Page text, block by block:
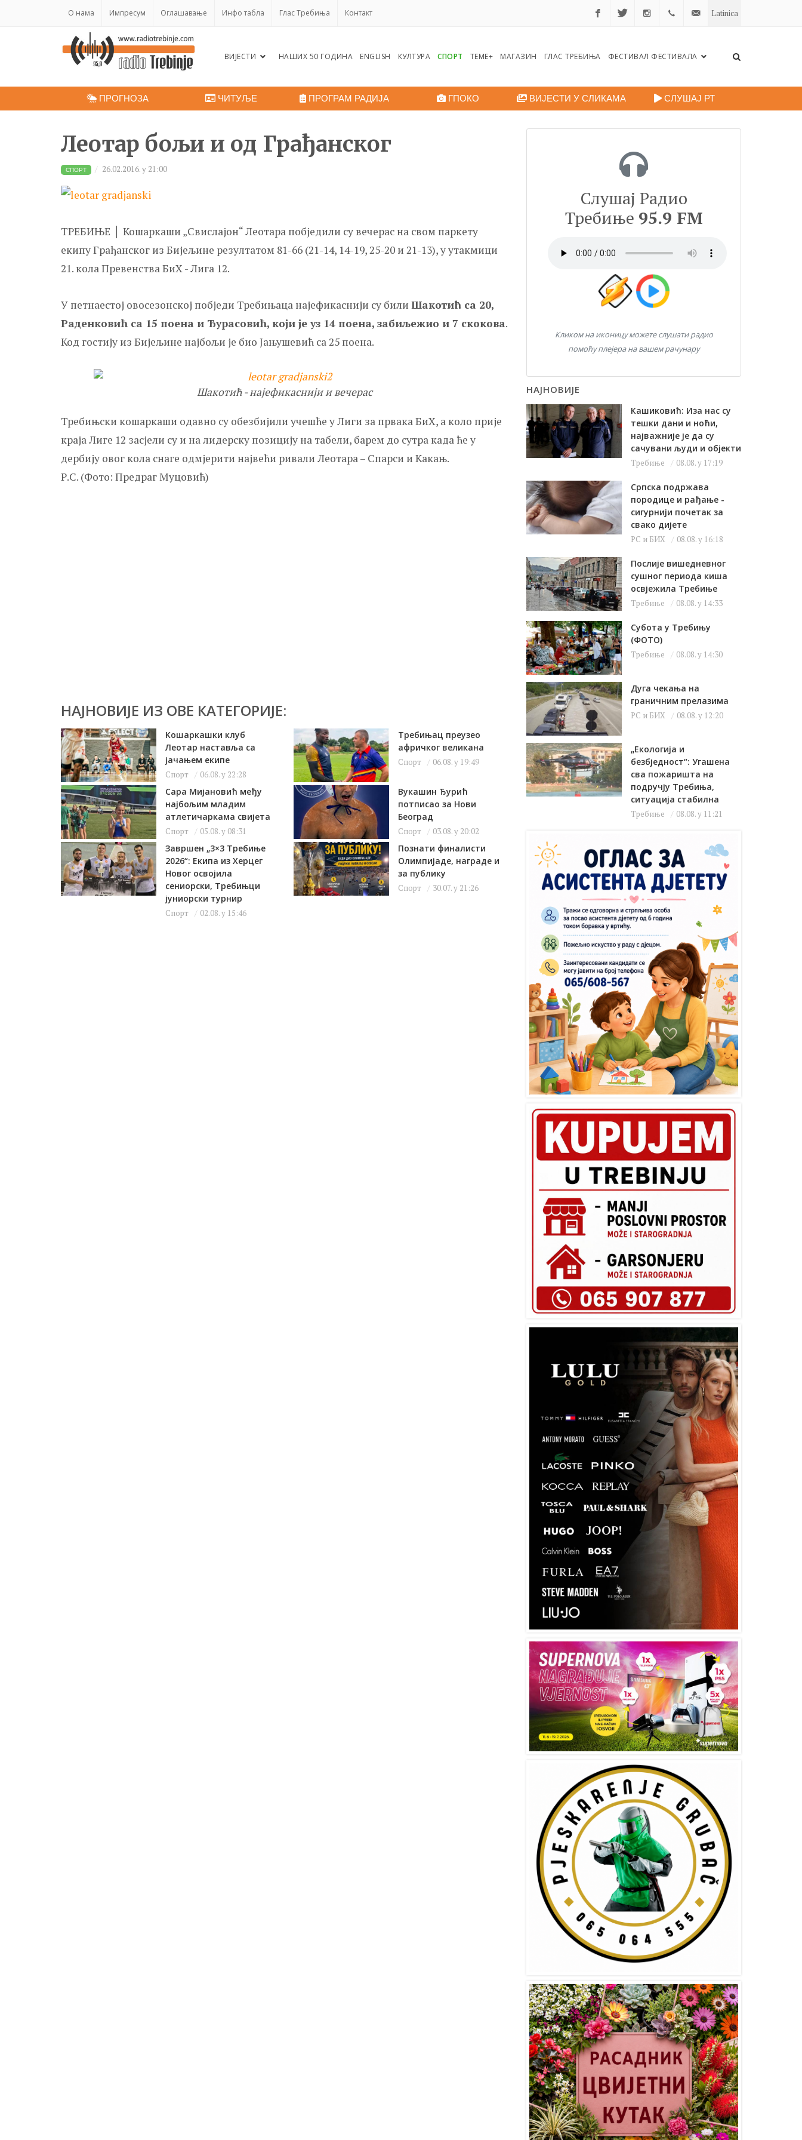
O нама Импресум Оглашавање Инфо табла Глас Требиња Контакт Latinica
ВИЈЕСТИ НАШИХ 50 ГОДИНА ENGLISH КУЛТУРА СПОРТ ТЕМЕ+ МАГАЗИН ГЛАС ТРЕБИЊА ФЕСТИВАЛ ФЕСТИВАЛА
ПРОГНОЗА ЧИТУЉЕ ПРОГРАМ РАДИЈА ГПОКО ВИЈЕСТИ У СЛИКАМА СЛУШАЈ РТ
Леотар бољи и од Грађанског
СПОРТ 26.02.2016. у 21:00
ТРЕБИЊЕ │ Кошаркаши „Свислајон“ Леотара побједили су вечерас на свом паркету
екипу Грађанског из Бијељине резултатом 81-66 (21-14, 14-19, 25-20 и 21-13), у утакмици
21. кола Превенства БиХ - Лига 12.
У петнаестој овосезонској побједи Требињаца најефикаснији су били Шакотић са 20,
Раденковић са 15 поена и Ђурасовић, који је уз 14 поена, забиљежио и 7 скокова.
Код гостију из Бијељине најбољи је био Јањушевић са 25 поена.
Шакотић - најефикаснији и вечерас
Требињски кошаркаши одавно су обезбијили учешће у Лиги за првака БиХ, а коло прије
краја Лиге 12 засјели су и на лидерску позицију на табели, барем до сутра када ће у
дербију овог кола снаге одмјерити највећи ривали Леотара – Спарси и Какањ.
Р.С. (Фото: Предраг Муцовић)
НАЈНОВИЈЕ ИЗ ОВЕ КАТЕГОРИЈЕ:
Kошаркашки клуб
Леотар наставља са
јачањем екипе
Спорт 06.08. у 22:28
Требињац преузео
афричког великана
Спорт 06.08. у 19:49
Сара Мијановић међу
најбољим младим
атлетичаркама свијета
Спорт 05.08. у 08:31
Вукашин Ђурић
потписао за Нови
Београд
Спорт 03.08. у 20:02
Завршен „3×3 Требиње
2026“: Екипа из Херцег
Новог освојила
сениорски, Требињци
јуниорски турнир
Спорт 02.08. у 15:46
Познати финалисти
Олимпијаде, награде и
за публику
Спорт 30.07. у 21:26
Слушај Радио
Требиње 95.9 FM
Кликом на иконицу можете слушати радио
помоћу плејера на вашем рачунару
НАЈНОВИЈЕ
Кашиковић: Иза нас су
тешки дани и ноћи,
најважније је да су
сачувани људи и објекти
Требиње 08.08. у 17:19
Српска подржава
породице и рађање -
сигурнији почетак за
свако дијете
РС и БИХ 08.08. у 16:18
Послије вишедневног
сушног периода киша
освјежила Требиње
Требиње 08.08. у 14:33
Субота у Требињу
(ФОТО)
Требиње 08.08. у 14:30
Дуга чекања на
граничним прелазима
РС и БИХ 08.08. у 12:20
„Екологија и
безбједност“: Угашена
сва пожаришта на
подручју Требиња,
ситуација стабилна
Требиње 08.08. у 11:21